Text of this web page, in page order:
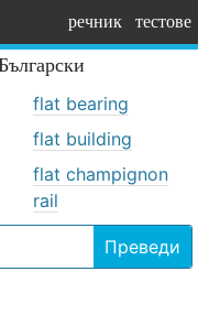
речник тестове
flat bearing
flat building
flat champignon
rail
Преведи